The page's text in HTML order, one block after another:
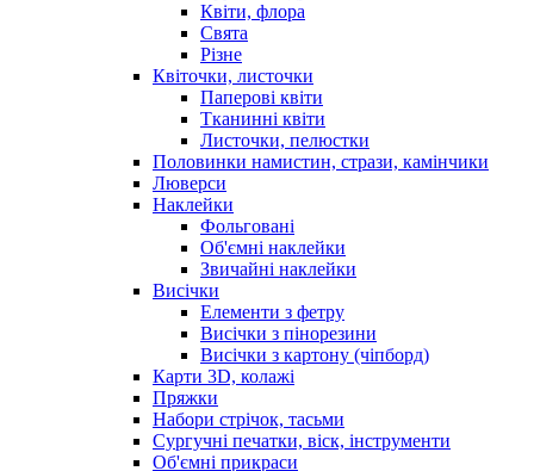
Квіти, флора
Свята
Різне
Квіточки, листочки
Паперові квіти
Тканинні квіти
Листочки, пелюстки
Половинки намистин, стрази, камінчики
Люверси
Наклейки
Фольговані
Об'ємні наклейки
Звичайні наклейки
Висічки
Елементи з фетру
Висічки з пінорезини
Висічки з картону (чіпборд)
Карти 3D, колажі
Пряжки
Набори стрічок, тасьми
Сургучні печатки, віск, інструменти
Об'ємні прикраси